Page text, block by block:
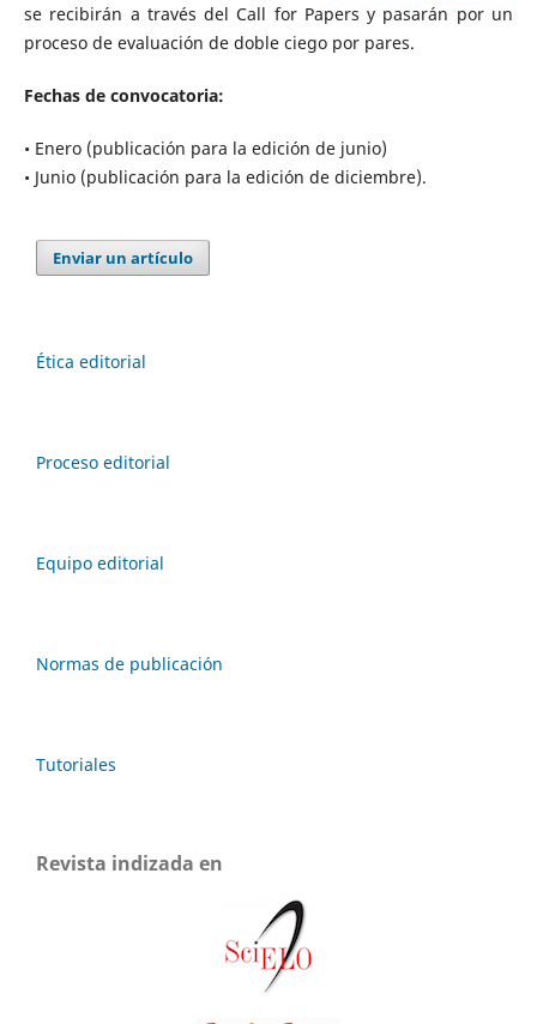
se recibirán a través del Call for Papers y pasarán por un
proceso de evaluación de doble ciego por pares.
Fechas de convocatoria:
• Enero (publicación para la edición de junio)
• Junio (publicación para la edición de diciembre).
Enviar un artículo
Ética editorial
Proceso editorial
Equipo editorial
Normas de publicación
Tutoriales
Revista indizada en